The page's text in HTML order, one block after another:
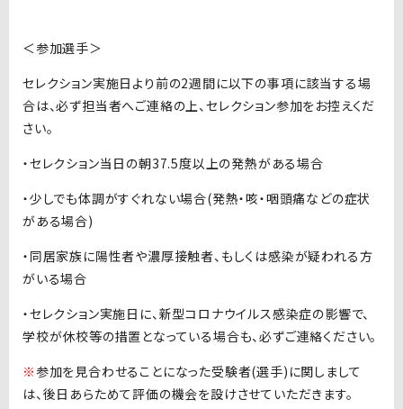
＜参加選手＞
セレクション実施日より前の2週間に以下の事項に該当する場
合は、必ず担当者へご連絡の上、セレクション参加をお控えくだ
さい。
・セレクション当日の朝37.5度以上の発熱がある場合
・少しでも体調がすぐれない場合(発熱・咳・咽頭痛などの症状
がある場合)
・同居家族に陽性者や濃厚接触者、もしくは感染が疑われる方
がいる場合
・セレクション実施日に、新型コロナウイルス感染症の影響で、
学校が休校等の措置となっている場合も、必ずご連絡ください。
※参加を見合わせることになった受験者(選手)に関しまして
は、後日あらためて評価の機会を設けさせていただきます。